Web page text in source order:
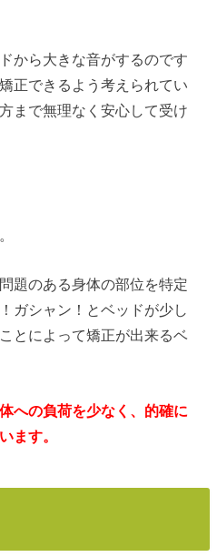
から大きな音がするのです
正できるよう考えられてい
まで無理なく安心して受け
題のある身体の部位を特定
ガシャン！とベッドが少し
とによって矯正が出来るベ
への負荷を少なく、的確に
ます。